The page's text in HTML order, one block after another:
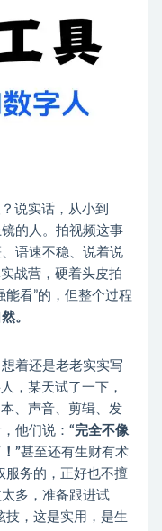
说实话，从小到
的人。​拍视频这事
语速不稳、说着说
战营，硬着头皮拍
能看”的，但整个过程
。
着还是老老实实写
，某天试了一下，
、声音、剪辑、发
他们说： “完全不像
”​甚至还有生财有术
服务的，正好也不擅
多，准备跟进试
技，这是实用，是生